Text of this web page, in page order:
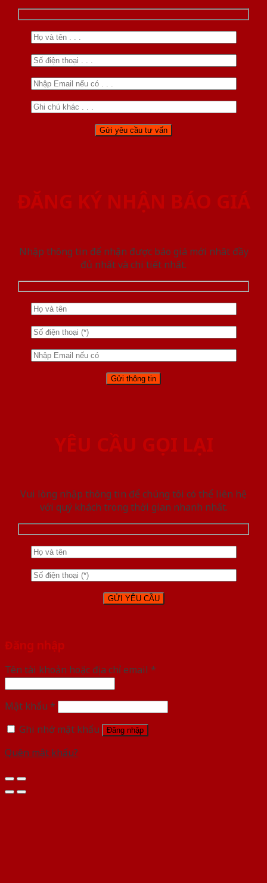
ĐĂNG KÝ NHẬN BÁO GIÁ
Nhập thông tin để nhận được báo giá mới nhât đầy
đủ nhất và chi tiết nhất.
YÊU CẦU GỌI LẠI
Vui lòng nhập thông tin để chúng tôi có thể liên hệ
với quý khách trong thời gian nhanh nhất.
Đăng nhập
Tên tài khoản hoặc địa chỉ email *
Mật khẩu *
Ghi nhớ mật khẩu
Đăng nhập
Quên mật khẩu?